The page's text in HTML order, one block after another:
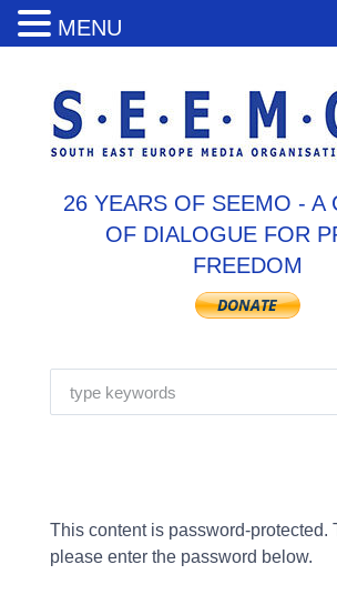
26 YEARS OF SEEMO - A
OF DIALOGUE FOR
FREEDOM
This content is password-protected.
please enter the password below.
MENU